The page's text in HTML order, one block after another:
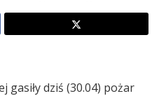
gasiły dziś (30.04) pożar